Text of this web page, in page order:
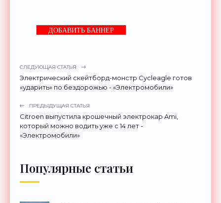
ДОБАВИТЬ БАННЕР
СЛЕДУЮЩАЯ СТАТЬЯ
Электрический скейтборд-монстр Cycleagle готов
«ударить» по бездорожью - «Электромобили»
ПРЕДЫДУЩАЯ СТАТЬЯ
Citroen выпустила крошечный электрокар Ami,
который можно водить уже с 14 лет -
«Электромобили»
Популярные статьи